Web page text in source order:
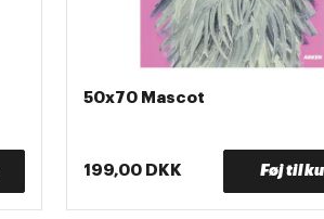
50x70 Mascot
199,00 DKK Føj til